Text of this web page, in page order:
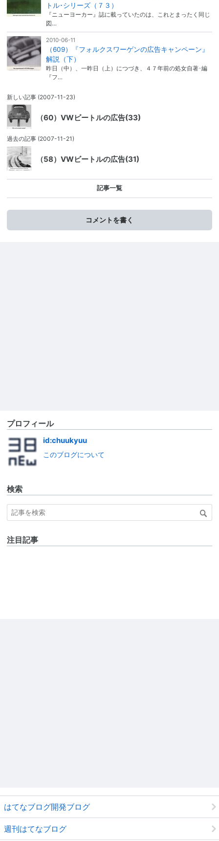
トル･シリーズ（７３）
『ニューヨーカー』誌に載っていたのは、これとまったく同じ
図…
2010-06-11
（609）『フォルクスワーゲンの広告キャンペーン』
解説（下）
昨日（中）、一昨日（上）につづき、４７年前の処女自著･編
『フ…
新しい記事 (2007-11-23)
（60）VWビートルの広告(33)
過去の記事 (2007-11-21)
（58）VWビートルの広告(31)
記事一覧
コメントを書く
プロフィール
id:chuukyuu
このブログについて
検索
注目記事
はてなブログ開発ブログ
週刊はてなブログ